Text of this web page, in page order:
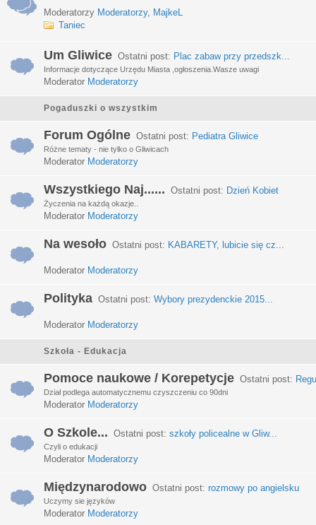
Moderatorzy Moderatorzy, MajkeL
Taniec
Um Gliwice Ostatni post: Plac zabaw przy przedszk...
Informacje dotyczące Urzędu Miasta ,ogłoszenia.Wasze uwagi
Moderator Moderatorzy
Pogaduszki o wszystkim
Forum Ogólne Ostatni post: Pediatra Gliwice
Różne tematy - nie tylko o Gliwicach
Moderator Moderatorzy
Wszystkiego Naj...... Ostatni post: Dzień Kobiet
Życzenia na każdą okazje..
Moderator Moderatorzy
Na wesoło Ostatni post: KABARETY, lubicie się cz...
Moderator Moderatorzy
Polityka Ostatni post: Wybory prezydenckie 2015...
Moderator Moderatorzy
Szkoła - Edukacja
Pomoce naukowe / Korepetycje Ostatni post:
Dział podlega automatycznemu czyszczeniu co 90dni
Moderator Moderatorzy
O Szkole... Ostatni post: szkoły policealne w Gliw...
Czyli o edukacji
Moderator Moderatorzy
Międzynarodowo Ostatni post: rozmowy po angielsku
Uczymy sie języków
Moderator Moderatorzy